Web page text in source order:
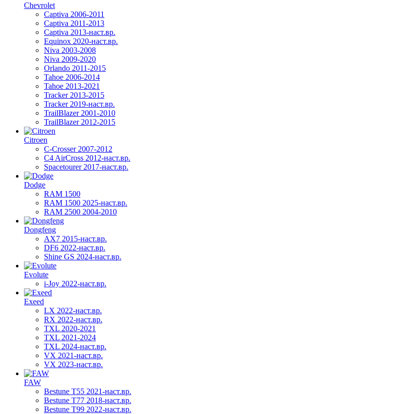
Chevrolet
Captiva 2006-2011
Captiva 2011-2013
Captiva 2013-наст.вр.
Equinox 2020-наст.вр.
Niva 2003-2008
Niva 2009-2020
Orlando 2011-2015
Tahoe 2006-2014
Tahoe 2013-2021
Tracker 2013-2015
Tracker 2019-наст.вр.
TrailBlazer 2001-2010
TrailBlazer 2012-2015
Citroen
C-Crosser 2007-2012
C4 AirCross 2012-наст.вр.
Spacetourer 2017-наст.вр.
Dodge
RAM 1500
RAM 1500 2025-наст.вр.
RAM 2500 2004-2010
Dongfeng
AX7 2015-наст.вр.
DF6 2022-наст.вр.
Shine GS 2024-наст.вр.
Evolute
i-Joy 2022-наст.вр.
Exeed
LX 2022-наст.вр.
RX 2022-наст.вр.
TXL 2020-2021
TXL 2021-2024
TXL 2024-наст.вр.
VX 2021-наст.вр.
VX 2023-наст.вр.
FAW
Bestune T55 2021-наст.вр.
Bestune T77 2018-наст.вр.
Bestune T99 2022-наст.вр.